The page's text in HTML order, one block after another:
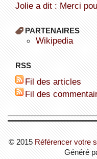
Jolie a dit : Merci
PARTENAIRES
wikipedia
RSS
Fil des articles
Fil des
© 2015 Référencer votre
Généré